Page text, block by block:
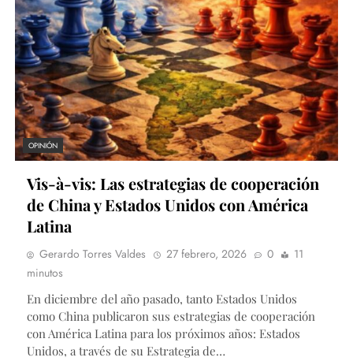
OPINIÓN
Vis-à-vis: Las estrategias de cooperación
de China y Estados Unidos con América
Latina
Gerardo Torres Valdes 27 febrero, 2026 0
11
minutos
En diciembre del año pasado, tanto Estados Unidos
como China publicaron sus estrategias de cooperación
con América Latina para los próximos años: Estados
Unidos, a través de su Estrategia de…